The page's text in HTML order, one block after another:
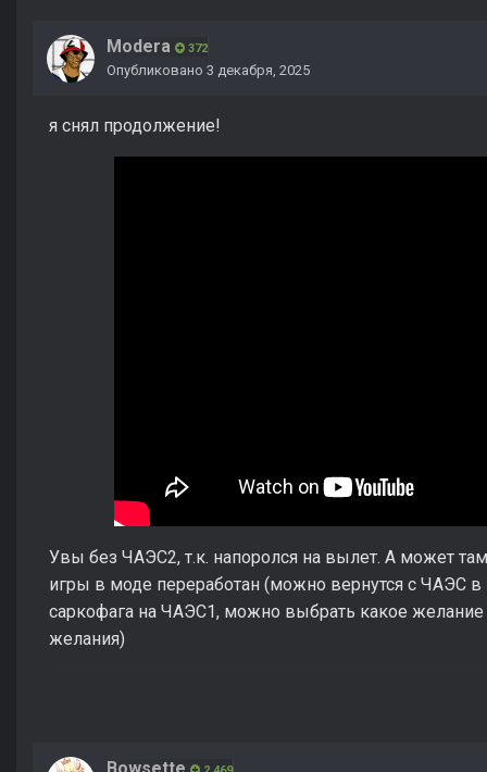
Modera 372
Опубликовано 3 декабря, 2025
я снял продолжение!
Увы без ЧАЭС2, т.к. напоролся на вылет. А может
игры в моде переработан (можно вернутся с ЧАЭС в
саркофага на ЧАЭС1, можно выбрать какое
желания)
Bowsette